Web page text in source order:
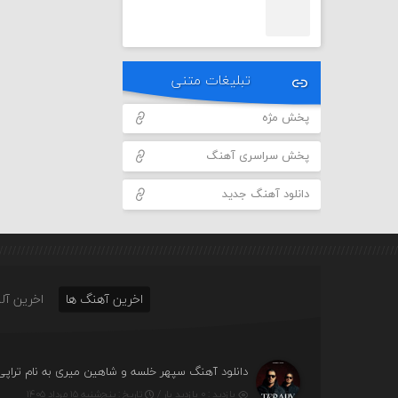
تبلیغات متنی
پخش مژه
پخش سراسری آهنگ
دانلود آهنگ جدید
اخرین آهنگ ها اخرین
دانلود آهنگ سپهر خلسه و شاهین میری به نام
بازدید : ۰ بازدید بار / تاریخ : پنج‌شنبه ۱۵ مرداد ۱۴۰۵